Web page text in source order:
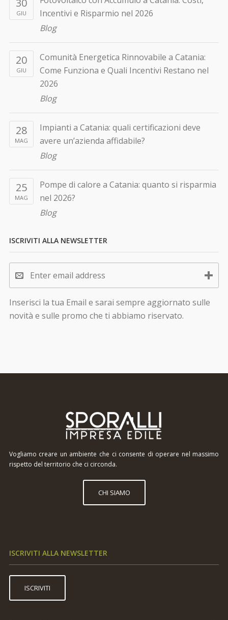
GIU
Incentivi e Risparmio nel 2026
Blog
20
GIU
Comunità Energetica Rinnovabile a Catania:
Come Funziona e Quali Incentivi Restano nel
2026
Blog
28
MAG
Impianti a Catania: quali certificazioni deve
avere un’azienda affidabile?
Blog
25
MAG
Pompe di calore a Catania: quanto si risparmia
nel 2026?
Blog
ISCRIVITI ALLA NEWSLETTER
Inserisci la tua Email e sarai sempre aggiornato sulle
novità e sulle promo che ti abbiamo riservato.
Vogliamo creare un ambiente che ci consente di operare nel massimo
rispetto del territorio che ci circonda.
CHI SIAMO
ISCRIVITI ALLA NEWSLETTER
ISCRIVITI